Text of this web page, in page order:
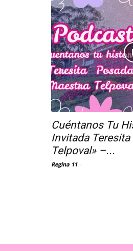
Cuéntanos Tu
Invitada
Telpoval» –...
Regina 11